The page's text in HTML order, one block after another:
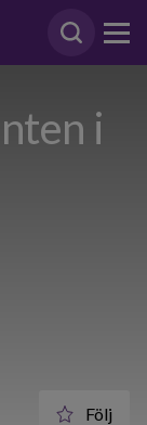
i
Följ